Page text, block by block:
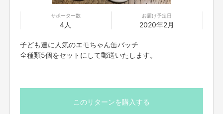
お問い合わせは下記のURLのメッセージからご連絡ください。
https://cf.fany.lol/users/message/view/4359
【返品期限】
不良品、発送品間違いの場合は無料で交換させていただきます。到着日から
ル・返品・交換はお受けできません。
サポーター数
4人
お届け予定日
2020年2月
子ども達に人気のエモちゃん缶バッチ
全種類5個をセットにして郵送いたします。
このリターンを購入する